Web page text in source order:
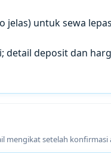
jelas) untuk sewa lepas
detail deposit dan
mengikat setelah konfirmasi